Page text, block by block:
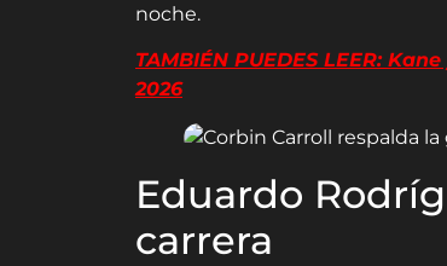
noche.
TAMBIÉN PUEDES LEER:
2026
Eduardo
carrera